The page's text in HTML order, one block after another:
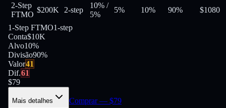
2-Step
FTMO
$200K 2-step
10% /
5%
5% 10% 90% $1080
1-Step FTMO1-step
Conta$10K
Alvo10%
Divisão90%
Valor41
Dif.61
$79
Mais detalhes Comprar— $79